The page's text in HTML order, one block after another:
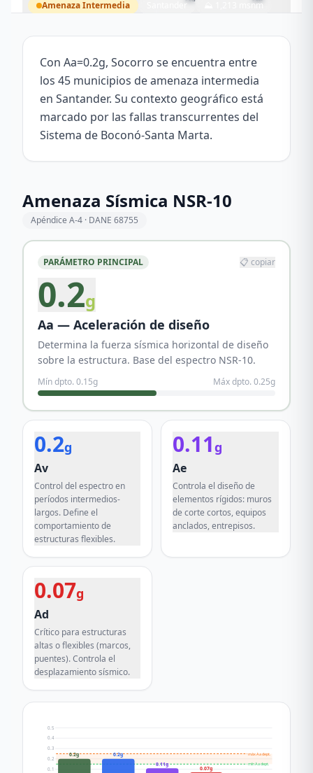
AmenazaIntermedia Santander msnm
Socorro
6.4705°N,73.2623°W
Con Aa=0.2g, Socorro se encuentra entre
los 45 municipios de amenaza intermedia
en Santander. Su contexto geográfico está
marcado por las fallas transcurrentes del
Sistema de Boconó-Santa Marta.
Amenaza Sísmica NSR-10
Apéndice A-4 · DANE 68755
PARÁMETRO PRINCIPAL 📋 copiar
0.2g
Aa — Aceleración de diseño
Determina la fuerza sísmica horizontal de diseño
sobre la estructura. Base del espectro NSR-10.
Mín dpto. 0.15g Máx dpto. 0.25g
0.2g
Av
Control del espectro en
períodos intermedios-
largos. Define el
comportamiento de
estructuras flexibles.
0.11g
Ae
Controla el diseño de
elementos rígidos: muros
de corte cortos, equipos
anclados, entrepisos.
0.07g
Ad
Crítico para estructuras
altas o flexibles (marcos,
puentes). Controla el
desplazamiento sísmico.
0.1
0.2
0.3
0.4
0.5
máx Aa dept.
mín Aa dept.
0.2g 0.2g
0.11g
0.07g